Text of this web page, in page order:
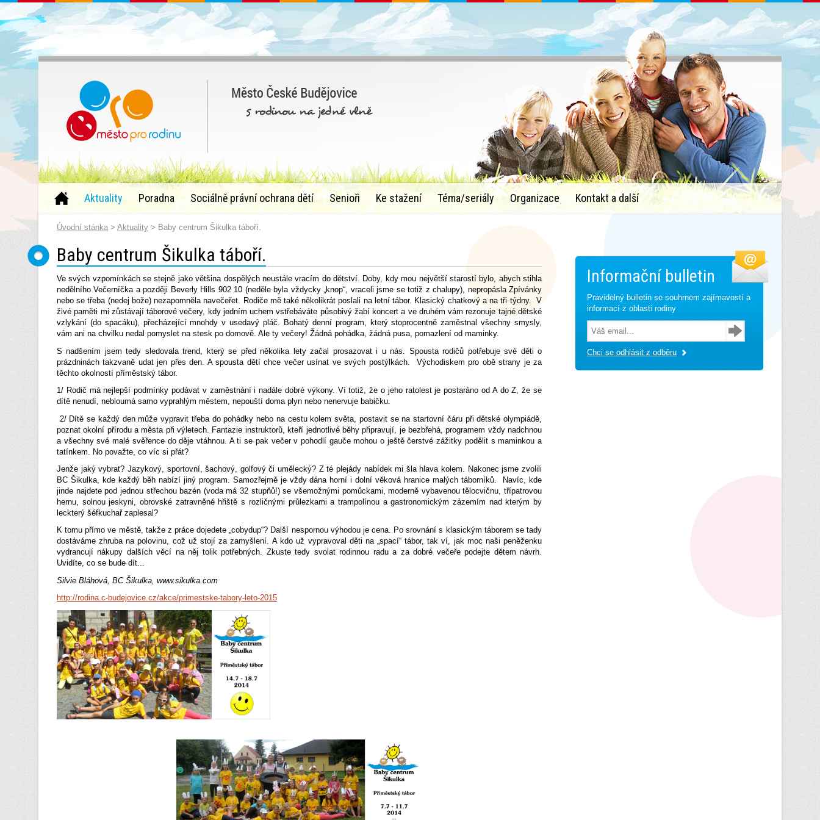
Aktuality Poradna Sociálně právní ochrana dětí Senioři Ke stažení Téma/seriály Organizace Kontakt a další
Úvodní stánka > Aktuality > Baby centrum Šikulka táboří.
Baby centrum Šikulka táboří.
Ve svých vzpomínkách se stejně jako většina dospělých neustále vracím do dětství. Doby, kdy mou největší starostí bylo, abych stihla
nedělního Večerníčka a později Beverly Hills 902 10 (neděle byla vždycky „knop“, vraceli jsme se totiž z chalupy), nepropásla Zpívánky
nebo se třeba (nedej bože) nezapomněla navečeřet. Rodiče mě také několikrát poslali na letní tábor. Klasický chatkový a na tři týdny. V
živé paměti mi zůstávají táborové večery, kdy jedním uchem vstřebáváte působivý žabí koncert a ve druhém vám rezonuje tajné dětské
vzlykání (do spacáku), přecházející mnohdy v usedavý pláč. Bohatý denní program, který stoprocentně zaměstnal všechny smysly,
vám ani na chvilku nedal pomyslet na stesk po domově. Ale ty večery! Žádná pohádka, žádná pusa, pomazlení od maminky.
S nadšením jsem tedy sledovala trend, který se před několika lety začal prosazovat i u nás. Spousta rodičů potřebuje své děti o
prázdninách takzvaně udat jen přes den. A spousta dětí chce večer usínat ve svých postýlkách. Východiskem pro obě strany je za
těchto okolností příměstský tábor.
1/ Rodič má nejlepší podmínky podávat v zaměstnání i nadále dobré výkony. Ví totiž, že o jeho ratolest je postaráno od A do Z, že se
dítě nenudí, nebloumá samo vyprahlým městem, nepouští doma plyn nebo nenervuje babičku.
2/ Dítě se každý den může vypravit třeba do pohádky nebo na cestu kolem světa, postavit se na startovní čáru při dětské olympiádě,
poznat okolní přírodu a města při výletech. Fantazie instruktorů, kteří jednotlivé běhy připravují, je bezbřehá, programem vždy nadchnou
a všechny své malé svěřence do děje vtáhnou. A ti se pak večer v pohodlí gauče mohou o ještě čerstvé zážitky podělit s maminkou a
tatínkem. No považte, co víc si přát?
Jenže jaký vybrat? Jazykový, sportovní, šachový, golfový či umělecký? Z té plejády nabídek mi šla hlava kolem. Nakonec jsme zvolili
BC Šikulka, kde každý běh nabízí jiný program. Samozřejmě je vždy dána horní i dolní věková hranice malých táborníků. Navíc, kde
jinde najdete pod jednou střechou bazén (voda má 32 stupňů!) se všemožnými pomůckami, moderně vybavenou tělocvičnu, třípatrovou
hernu, solnou jeskyni, obrovské zatravněné hřiště s rozličnými průlezkami a trampolínou a gastronomickým zázemím nad kterým by
leckterý šéfkuchař zaplesal?
K tomu přímo ve městě, takže z práce dojedete „cobydup“? Další nespornou výhodou je cena. Po srovnání s klasickým táborem se tady
dostáváme zhruba na polovinu, což už stojí za zamyšlení. A kdo už vypravoval děti na „spací“ tábor, tak ví, jak moc naši peněženku
vydrancují nákupy dalších věcí na něj tolik potřebných. Zkuste tedy svolat rodinnou radu a za dobré večeře podejte dětem návrh.
Uvidíte, co se bude dít...
Silvie Bláhová, BC Šikulka, www.sikulka.com
http://rodina.c-budejovice.cz/akce/primestske-tabory-leto-2015
Informační bulletin
Pravidelný bulletin se souhrnem zajímavostí a
informací z oblasti rodiny
Chci se odhlásit z odběru